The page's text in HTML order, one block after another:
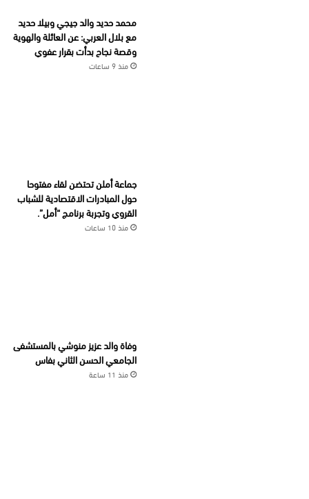
محمد حديد والد جيجي وبيلا حديد
مع بلال العربي: عن العائلة والهوية
وقصة نجاح بدأت بقرار عفوي
منذ 9 ساعات
جماعة أملن تحتضن لقاء مفتوحا
حول المبادرات الاقتصادية للشباب
القروي وتجربة برنامج “أمل”.
منذ 10 ساعات
وفاة والد عزيز منوشي بالمستشفى
الجامعي الحسن الثاني بفاس
منذ 11 ساعة